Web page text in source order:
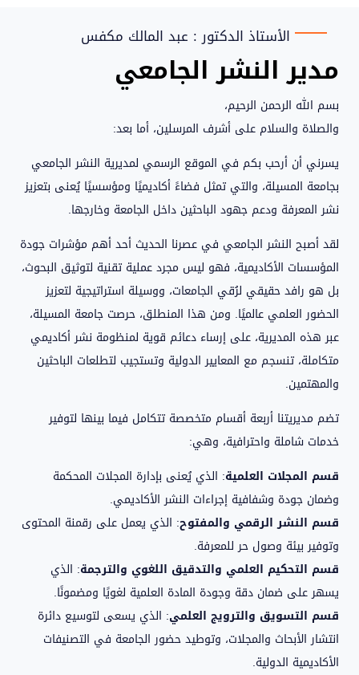
الأستاذ الدكتور : عبد المالك مكفس
مدير النشر الجامعي
بسم الله الرحمن الرحيم،
والصلاة والسلام على أشرف المرسلين، أما بعد:
يسرني أن أرحب بكم في الموقع الرسمي لمديرية النشر الجامعي
بجامعة المسيلة، والتي تمثل فضاءً أكاديميًا ومؤسسيًا يُعنى بتعزيز
نشر المعرفة ودعم جهود الباحثين داخل الجامعة وخارجها.
لقد أصبح النشر الجامعي في عصرنا الحديث أحد أهم مؤشرات جودة
المؤسسات الأكاديمية، فهو ليس مجرد عملية تقنية لتوثيق البحوث،
بل هو رافد حقيقي لرُقي الجامعات، ووسيلة استراتيجية لتعزيز
الحضور العلمي عالميًا. ومن هذا المنطلق، حرصت جامعة المسيلة،
عبر هذه المديرية، على إرساء دعائم قوية لمنظومة نشر أكاديمي
متكاملة، تنسجم مع المعايير الدولية وتستجيب لتطلعات الباحثين
والمهتمين.
تضم مديريتنا أربعة أقسام متخصصة تتكامل فيما بينها لتوفير
خدمات شاملة واحترافية، وهي:
قسم المجلات العلمية: الذي يُعنى بإدارة المجلات المحكمة
وضمان جودة وشفافية إجراءات النشر الأكاديمي.
قسم النشر الرقمي والمفتوح: الذي يعمل على رقمنة المحتوى
وتوفير بيئة وصول حر للمعرفة.
قسم التحكيم العلمي والتدقيق اللغوي والترجمة: الذي
يسهر على ضمان دقة وجودة المادة العلمية لغويًا ومضمونًا.
قسم التسويق والترويج العلمي: الذي يسعى لتوسيع دائرة
انتشار الأبحاث والمجلات، وتوطيد حضور الجامعة في التصنيفات
الأكاديمية الدولية.